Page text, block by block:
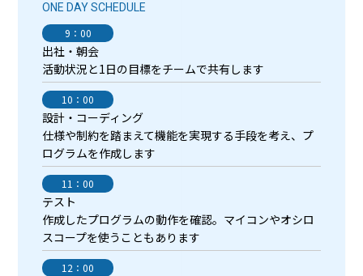
ONE DAY SCHEDULE
9：00
出社・朝会
活動状況と1日の目標をチームで共有します
10：00
設計・コーディング
仕様や制約を踏まえて機能を実現する手段を考え、プ
ログラムを作成します
11：00
テスト
作成したプログラムの動作を確認。マイコンやオシロ
スコープを使うこともあります
12：00